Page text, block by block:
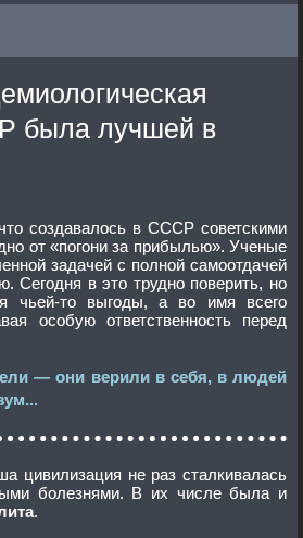
была лучшей в
в СССР советскими
Сегодня в это трудно поверить, но
особую ответственность перед
— они верили в себя, в людей
цивилизация не раз сталкивалась
опасными болезнями. В их числе была и
.